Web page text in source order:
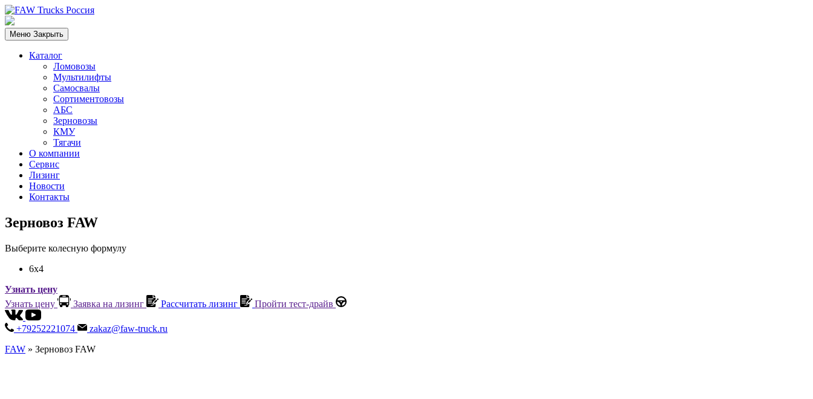
Меню Закрыть
Каталог
Ломовозы
Мультилифты
Самосвалы
Сортиментовозы
АБС
Зерновозы
КМУ
Тягачи
О компании
Сервис
Лизинг
Новости
Контакты
Зерновоз FAW
Выберите колесную формулу
6х4
Узнать цену
Узнать цену
Заявка на лизинг Рассчитать лизинг Пройти тест-драйв
+79252221074
zakaz@faw-truck.ru
FAW » Зерновоз FAW